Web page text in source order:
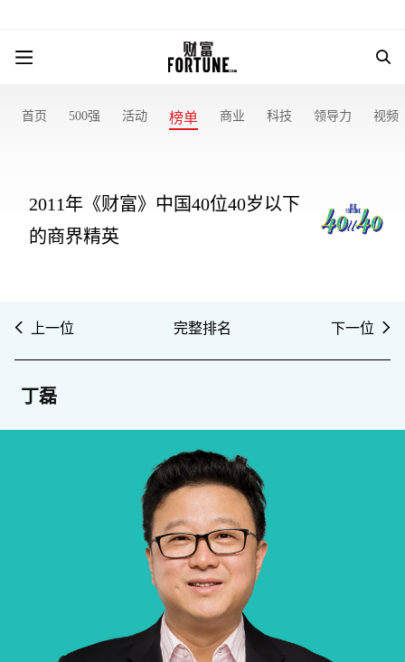
首页 500强 活动 榜单 商业 科技 领导力 视频
2011年《财富》中国40位40岁以下
的商界精英
上一位 完整排名 下一位
丁磊